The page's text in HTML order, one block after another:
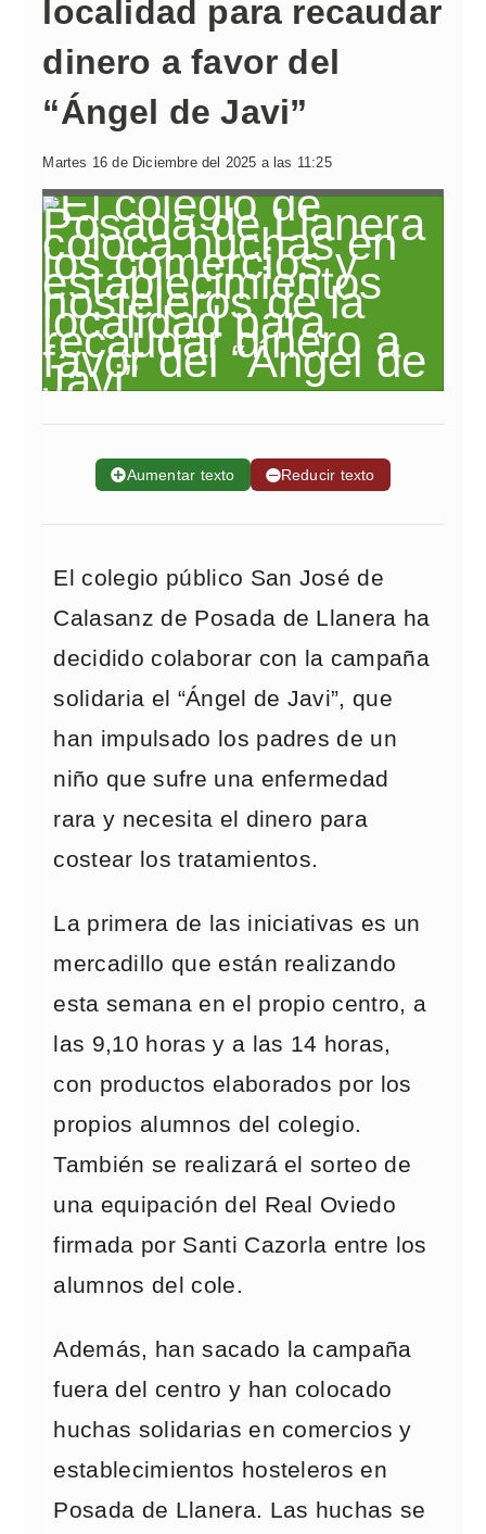
localidad para recaudar
dinero a favor del
“Ángel de Javi”
Martes 16 de Diciembre del 2025 a las 11:25
➕Aumentar texto ➖Reducir texto
El colegio público San José de
Calasanz de Posada de Llanera ha
decidido colaborar con la campaña
solidaria el “Ángel de Javi”, que
han impulsado los padres de un
niño que sufre una enfermedad
rara y necesita el dinero para
costear los tratamientos.
La primera de las iniciativas es un
mercadillo que están realizando
esta semana en el propio centro, a
las 9,10 horas y a las 14 horas,
con productos elaborados por los
propios alumnos del colegio.
También se realizará el sorteo de
una equipación del Real Oviedo
firmada por Santi Cazorla entre los
alumnos del cole.
Además, han sacado la campaña
fuera del centro y han colocado
huchas solidarias en comercios y
establecimientos hosteleros en
Posada de Llanera. Las huchas se